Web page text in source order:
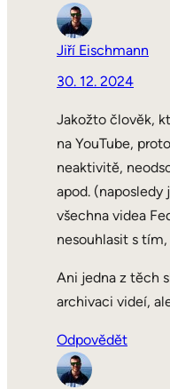
Jiří Eischmann
30. 12. 2024
Jakožto člověk,
na YouTube,
neaktivitě,
apod. (naposledy
všechna videa
nesouhlasit s
Ani jedna z těch
archivaci videí,
Odpovědět